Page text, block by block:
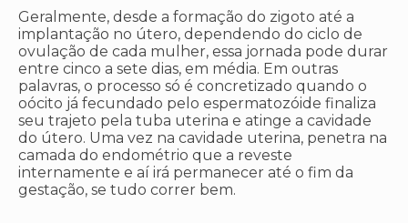
Geralmente, desde a formação do zigoto até a
implantação no útero, dependendo do ciclo de
ovulação de cada mulher, essa jornada pode durar
entre cinco a sete dias, em média. Em outras
palavras, o processo só é concretizado quando o
oócito já fecundado pelo espermatozóide finaliza
seu trajeto pela tuba uterina e atinge a cavidade
do útero. Uma vez na cavidade uterina, penetra na
camada do endométrio que a reveste
internamente e aí irá permanecer até o fim da
gestação, se tudo correr bem.